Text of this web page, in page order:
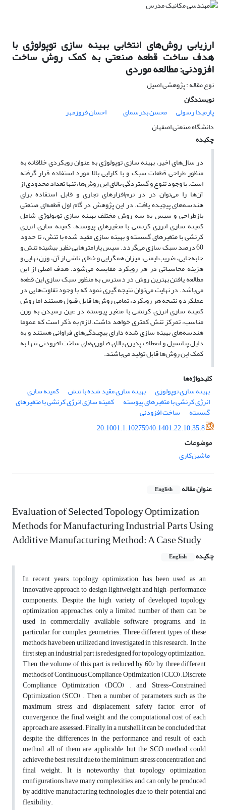
ارزیابی روش‌های انتخابی بهینه ‌سازی توپولوژی با
هدف ساخت قطعه صنعتی به کمک روش ساخت
افزودنی: مطالعه موردی
نوع مقاله : پژوهشی اصیل
نویسندگان
پارمیدا رسولی
محسن بدرسمای
احسان فروزمهر
دانشگاه صنعتی اصفهان
چکیده
در سال‌های اخیر، بهینه سازی توپولوژی به عنوان رویکردی خلاقانه به
منظور طراحی قطعات سبک و با کارایی بالا مورد استفاده قرار گرفته
است. با وجود تنوع و گستردگی بالای این روش‌ها، تنها تعداد محدودی از
آن‌ها را می‌توان در در نرم‌افزارهای تجاری و قابل استفاده برای
هندسه‌های پیچیده یافت. در این پژوهش در گام اول قطعه‌ای صنعتی
بازطراحی و سپس به سه روش مختلف بهینه سازی توپولوژی شامل
کمینه سازی انرژی کرنشی با متغیرهای پیوسته، کمینه سازی انرژی
کرنشی با متغیرهای گسسته و بهینه سازی مقید شده با تنش، تا حدود
60 درصد سبک سازی می‌گردد. سپس پارامترهایی نظیر بیشینه تنش و
جابه‌جایی، ضریب ایمنی، میزان همگرایی و خطای ناشی از آن، وزن نهایی و
هزینه محاسباتی در هر رویکرد مقایسه می‌شود. هدف اصلی از این
مطالعه یافتن بهترین روش در دسترس به منظور سبک سازی این قطعه
می‌باشد. در نهایت می‌توان نتیجه گیری نمود که با وجود تفاوت‌هایی در
عملکرد و نتیجه هر رویکرد، تمامی روش‌ها قابل قبول هستند اما روش
کمینه سازی انرژی کرنشی با متغیر پیوسته در عین رسیدن به وزن
مناسب، تمرکز تنش کمتری خواهد داشت. لازم به ذکر است که عموما
هندسه‌های بهینه سازی شده دارای پیچیدگی‌های فراوانی هستند و به
دلیل پتانسیل و انعطاف پذیری بالای فناوری‌های ساخت افزودنی تنها به
کمک این روش‌ها قابل تولید می‌باشند.
کلیدواژه‌ها
بهینه سازی توپولوژی
بهینه سازی مقید شده با تنش کمینه سازی
انرژی کرنشی با متغیرهای پیوسته کمینه سازی انرژی کرنشی با متغیرهای
گسسته
ساخت افزودنی
20.1001.1.10275940.1401.22.10.35.8
موضوعات
ماشین‌کاری
عنوان مقاله English
Evaluation of Selected Topology Optimization
Methods for Manufacturing Industrial Parts Using
Additive Manufacturing Method: A Case Study
چکیده English
In recent years, topology optimization has been used as an
innovative approach to design lightweight and high-performance
components. Despite the high variety of developed topology
optimization approaches, only a limited number of them can be
used in commercially available software programs, and in
particular, for complex geometries. Three different types of these
methods have been utilized and investigated in this research. In the
first step, an industrial part is redesigned for topology optimization.
Then, the volume of this part is reduced by 60% by three different
methods of Continuous Compliance Optimization (CCO) , Discrete
Compliance Optimization (DCO) , and Stress-Constrained
Optimization (SCO) . Then, a number of parameters, such as the
maximum stress and displacement, safety factor, error of
convergence, the final weight, and the computational cost of each
approach are assessed. Finally, in a nutshell, it can be concluded that
despite the differences in the performance and result of each
method, all of them are applicable, but the SCO method could
achieve the best result due to the minimum stress concentration and
final weight. It is noteworthy that topology optimization
configurations have many complexities and can only be produced
by additive manufacturing technologies due to their potential and
flexibility.